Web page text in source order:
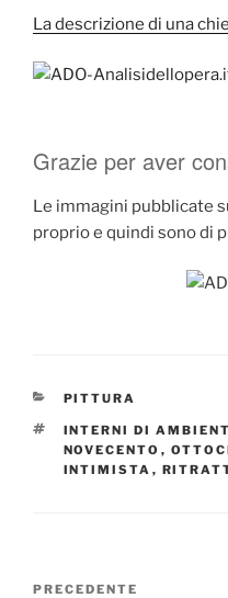
La descrizione di una
Grazie per aver
Le immagini pubblicate
proprio e quindi sono di
CATEGORIE
PITTURA
TAG
INTERNI DI
NOVECENTO ,
INTIMISTA ,
Navigazione
Articolo
PRECEDENTE